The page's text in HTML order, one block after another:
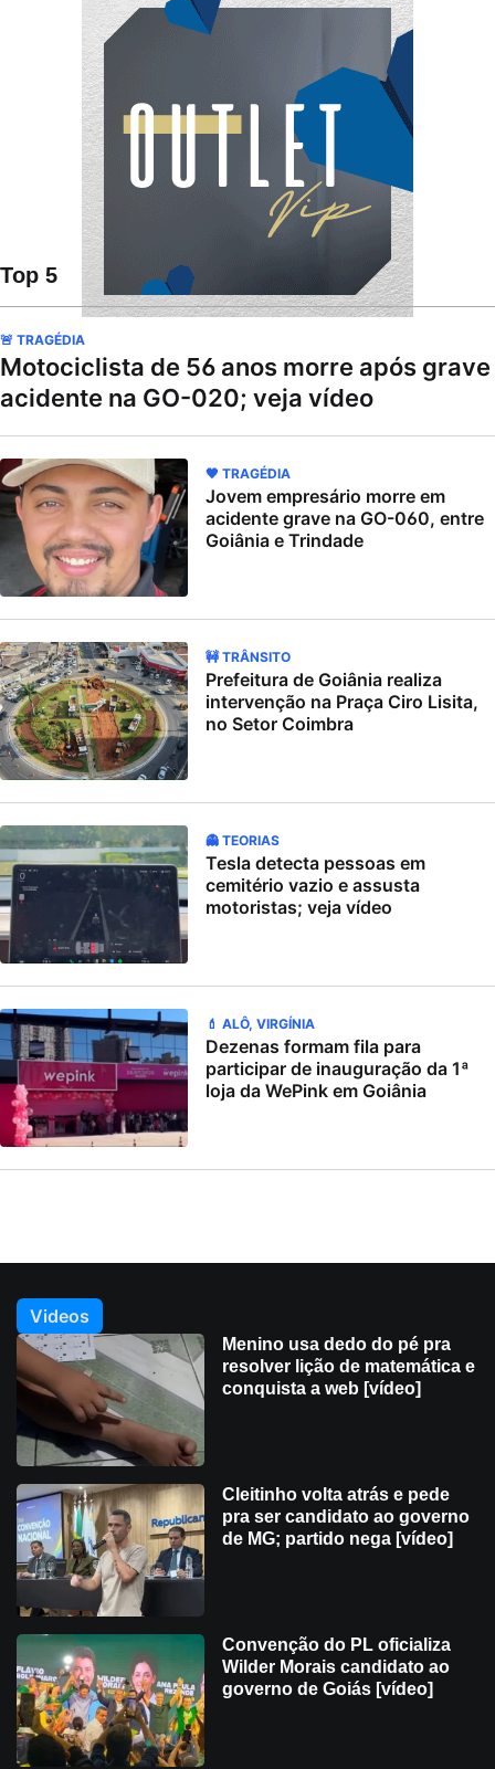
Top 5
🚨 TRAGÉDIA
Motociclista de 56 anos morre após grave
acidente na GO-020; veja vídeo
🖤 TRAGÉDIA
Jovem empresário morre em
acidente grave na GO-060, entre
Goiânia e Trindade
🚧 TRÂNSITO
Prefeitura de Goiânia realiza
intervenção na Praça Ciro Lisita,
no Setor Coimbra
👻 TEORIAS
Tesla detecta pessoas em
cemitério vazio e assusta
motoristas; veja vídeo
💄 ALÔ, VIRGÍNIA
Dezenas formam fila para
participar de inauguração da 1ª
loja da WePink em Goiânia
Videos
Menino usa dedo do pé pra
resolver lição de matemática e
conquista a web [vídeo]
Cleitinho volta atrás e pede
pra ser candidato ao governo
de MG; partido nega [vídeo]
Convenção do PL oficializa
Wilder Morais candidato ao
governo de Goiás [vídeo]